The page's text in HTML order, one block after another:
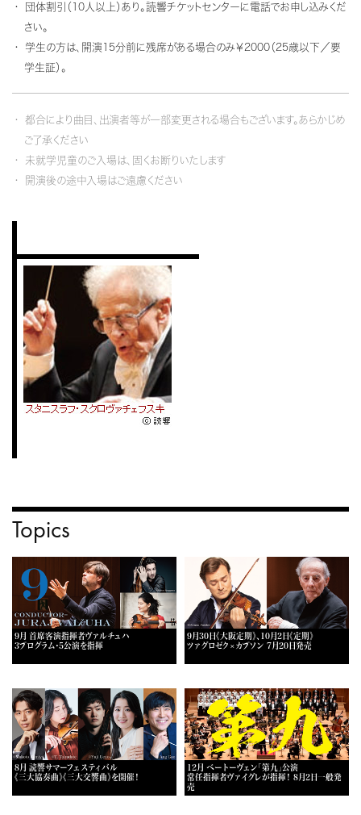
団体割引（10人以上）あり。読響チケットセンターに電話でお申し込みくだ
さい。
学生の方は、開演15分前に残席がある場合のみ￥2000（25歳以下／要
学生証）。
都合により曲目、出演者等が一部変更される場合もございます。あらかじめ
ご了承ください
未就学児童のご入場は、固くお断りいたします
開演後の途中入場はご遠慮ください
Topics
9月 首席客演指揮者ヴァルチュハ
3プログラム・5公演を指揮
9月30日《大阪定期》、10月2日《定期》
ツァグロゼク×カプソン 7月20日発売
8月 読響サマーフェスティバル
《三大協奏曲》《三大交響曲》を開催！
12月 ベートーヴェン「第九」公演
常任指揮者ヴァイグレが指揮！ 8月2日一般発
売